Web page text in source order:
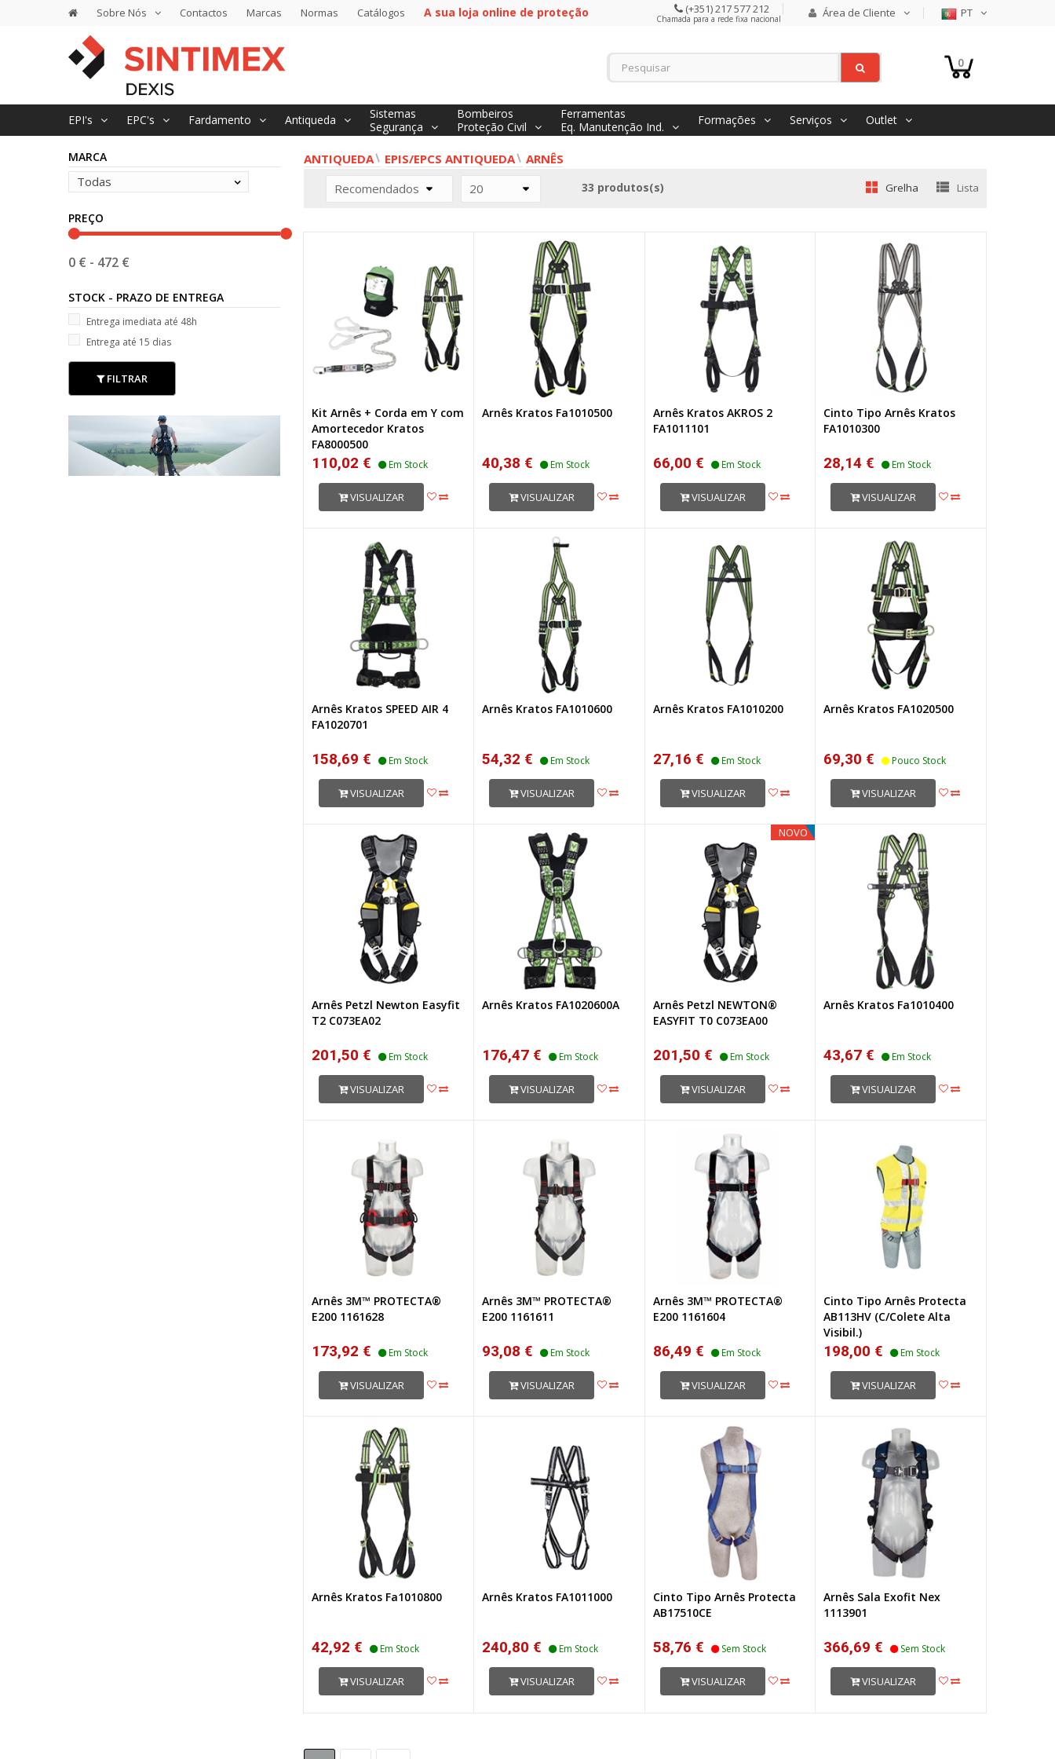
Sobre Nós Contactos Marcas Normas Catálogos A sua loja online de proteção (+351) 217 577 212
Chamada para a rede fixa nacional Área de Cliente PT
0
EPI's EPC's Fardamento Antiqueda
Sistemas
Segurança
Bombeiros
Proteção Civil
Ferramentas
Eq. Manutenção Ind.
Formações Serviços Outlet
ANTIQUEDA EPIS/EPCS ANTIQUEDA
ARNÊS
Recomendados
20 33 produtos(s) Grelha Lista
Kit Arnês + Corda em Y com
Amortecedor Kratos
FA8000500
110,02 € Em Stock
VISUALIZAR
Arnês Kratos Fa1010500
40,38 € Em Stock
VISUALIZAR
Arnês Kratos AKROS 2
FA1011101
66,00 € Em Stock
VISUALIZAR
Cinto Tipo Arnês Kratos
FA1010300
28,14 € Em Stock
VISUALIZAR
Arnês Kratos SPEED AIR 4
FA1020701
158,69 € Em Stock
VISUALIZAR
Arnês Kratos FA1010600
54,32 € Em Stock
VISUALIZAR
Arnês Kratos FA1010200
27,16 € Em Stock
VISUALIZAR
Arnês Kratos FA1020500
69,30 € Pouco Stock
VISUALIZAR
Arnês Petzl Newton Easyfit
T2 C073EA02
201,50 € Em Stock
VISUALIZAR
Arnês Kratos FA1020600A
176,47 € Em Stock
VISUALIZAR
NOVO
Arnês Petzl NEWTON®
EASYFIT T0 C073EA00
201,50 € Em Stock
VISUALIZAR
Arnês Kratos Fa1010400
43,67 € Em Stock
VISUALIZAR
Arnês 3M™ PROTECTA®
E200 1161628
173,92 € Em Stock
VISUALIZAR
Arnês 3M™ PROTECTA®
E200 1161611
93,08 € Em Stock
VISUALIZAR
Arnês 3M™ PROTECTA®
E200 1161604
86,49 € Em Stock
VISUALIZAR
Cinto Tipo Arnês Protecta
AB113HV (C/Colete Alta
Visibil.)
198,00 € Em Stock
VISUALIZAR
Arnês Kratos Fa1010800
42,92 € Em Stock
VISUALIZAR
Arnês Kratos FA1011000
240,80 € Em Stock
VISUALIZAR
Cinto Tipo Arnês Protecta
AB17510CE
58,76 € Sem Stock
VISUALIZAR
Arnês Sala Exofit Nex
1113901
366,69 € Sem Stock
VISUALIZAR
MARCA
Todas
PREÇO
0 € - 472 €
STOCK - PRAZO DE ENTREGA
Entrega imediata até 48h
Entrega até 15 dias
FILTRAR